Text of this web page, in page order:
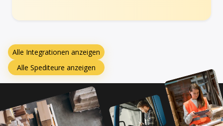
Alle Integrationen anzeigen
Alle Spediteure anzeigen